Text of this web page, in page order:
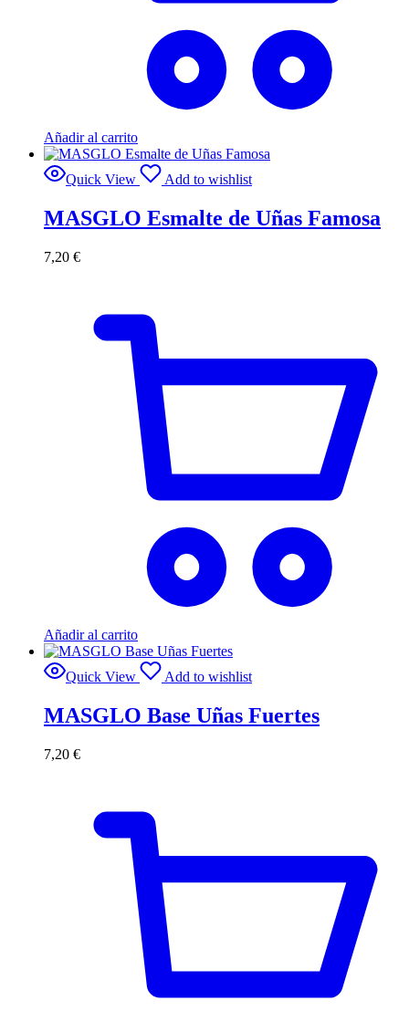
Añadir al carrito
Quick View Add to wishlist
MASGLO Esmalte de Uñas Famosa
7,20 €
Añadir al carrito
Quick View Add to wishlist
MASGLO Base Uñas Fuertes
7,20 €